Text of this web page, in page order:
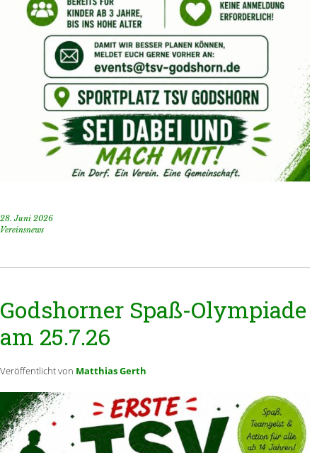
28. Juni 2026
Vereinsnews
Godshorner Spaß-Olympiade
am 25.7.26
Veröffentlicht von Matthias Gerth